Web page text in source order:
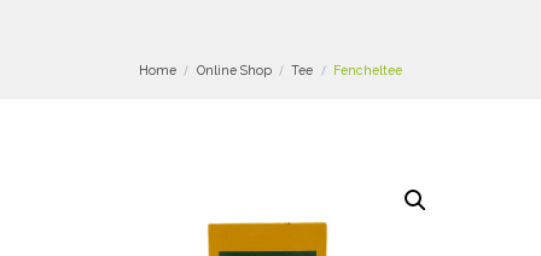
Home Online Shop Tee Fencheltee